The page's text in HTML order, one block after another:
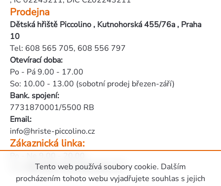
Tento web používá soubory cookie. Dalším
procházením tohoto webu vyjadřujete souhlas s jejich
Prodejna
Dětská hřiště Piccolino , Kutnohorská 455/76a , Praha
10
Tel: 608 565 705, 608 556 797
Otevírací doba:
Po - Pá 9.00 - 17.00
So: 10.00 - 13.00 (sobotní prodej březen-září)
Bank. spojení:
7731870001/5500 RB
Email:
info@hriste-piccolino.cz
Zákaznická linka:
608 565 705 ,608 556 797
Zápatí